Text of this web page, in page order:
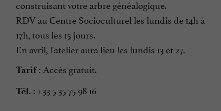
construisant votre arbre généalogique.
RDV au Centre Socioculturel les lundis de 14h à
17h, tous les 15 jours.
En avril, l'atelier aura lieu les lundis 13 et 27.
Tarif : Accès gratuit.
Tél. : +33 5 35 75 98 16